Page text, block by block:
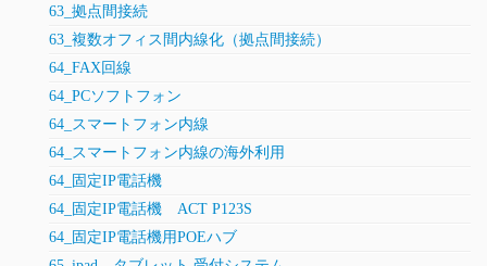
63_拠点間接続
63_複数オフィス間内線化（拠点間接続）
64_FAX回線
64_PCソフトフォン
64_スマートフォン内線
64_スマートフォン内線の海外利用
64_固定IP電話機
64_固定IP電話機 ACT P123S
64_固定IP電話機用POEハブ